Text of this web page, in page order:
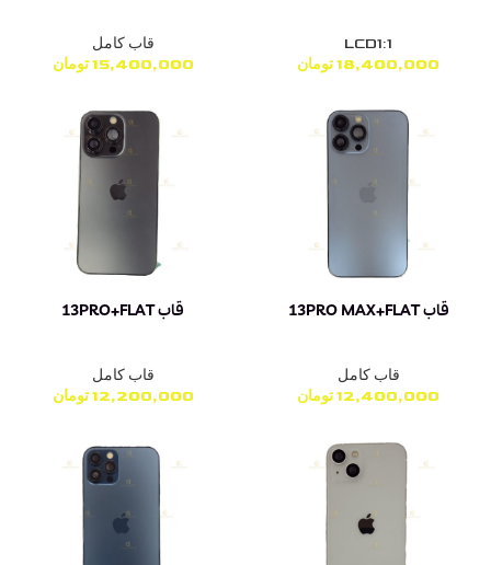
LCD1:1
18,400,000تومان
قاب کامل
15,400,000 تومان
قاب 13PRO MAX+FLAT
قاب کامل
12,400,000تومان
قاب 13PRO+FLAT
قاب کامل
12,200,000 تومان